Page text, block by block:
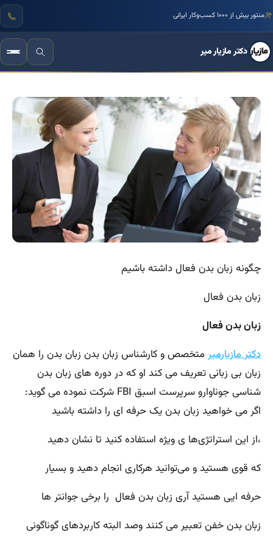
منتور بیش از ۱۰۰۰ کسب‌وکار ایرانی
دکتر مازیار میر
چگونه زبان بدن فعال داشته باشیم
زبان بدن فعال
زبان بدن فعال
دکتر مازیارمیرمتخصص و کارشناس زبان بدن زبان بدن را همان
زبان بی زبانی تعریف می کند او که در دوره های زبان بدن
شناسی جوناوارو سرپرست اسبق FBI شرکت نموده می گوید:
اگر می خواهید زبان بدن یک حرفه ای را داشته باشید
،از این استراتژی‌ها ی ویژه استفاده کنید تا نشان دهید
که قوی هستید و می‌توانید هرکاری انجام دهید و بسیار
حرفه ایی هستید آری زبان بدن فعال را برخی جوانتر ها
زبان بدن خفن تعبیر می کنند وصد البته کاربردهای گوناگونی